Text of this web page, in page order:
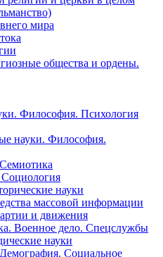
мира
общества и ордены.
Философия. Психология
науки. Философия.
науки
массовой информации
и движения
Военное дело. Спецслужбы
науки
Социальное